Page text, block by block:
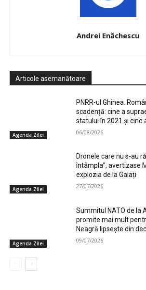
Andrei Enăchescu
Articole asemanătoare
Agenda Zilei
PNRR-ul Ghinea.
scadență: cine a
statului în 2021 și cine
06/08/2026
Agenda Zilei
Dronele care nu s-au
întâmpla”, avertizase
explozia de la Galați
27/07/2026
Agenda Zilei
Summitul NATO de la
promite mai mult
Neagră lipsește din
09/07/2026